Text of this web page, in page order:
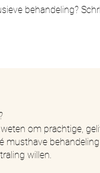
behandeling?
om prachtige,
musthave
willen.